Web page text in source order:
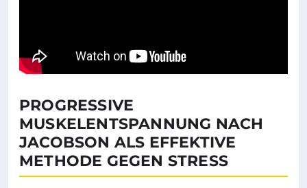
PROGRESSIVE
MUSKELENTSPANNUNG NACH
JACOBSON ALS EFFEKTIVE
METHODE GEGEN STRESS